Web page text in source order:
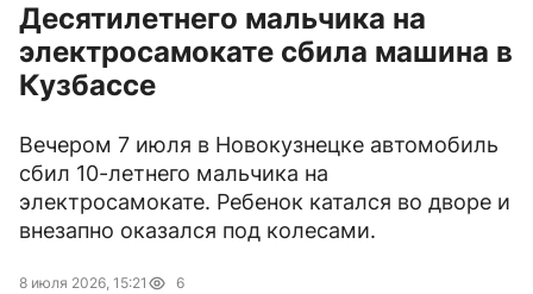
Десятилетнего мальчика на
электросамокате сбила машина в
Кузбассе
Вечером 7 июля в Новокузнецке автомобиль
сбил 10-летнего мальчика на
электросамокате. Ребенок катался во дворе и
внезапно оказался под колесами.
8 июля 2026, 15:21 6